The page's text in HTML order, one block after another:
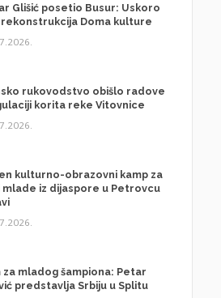
Glišić posetio Busur: Uskoro
Doma kulture
rukovodstvo obišlo radove
korita reke Vitovnice
kulturno-obrazovni kamp za
mlade iz dijaspore u Petrovcu
za mladog šampiona: Petar
predstavlja Srbiju u Splitu